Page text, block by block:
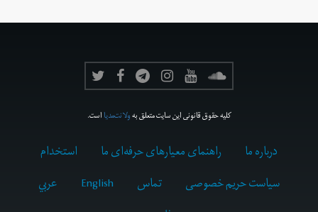
کلیه حقوق قانونی این سایت متعلق بهولانت‌مدیااست.
درباره ما راهنمای معیارهای حرفه‌ای ما
استخدام
سیاست حریم خصوصی
تماس English
عربي